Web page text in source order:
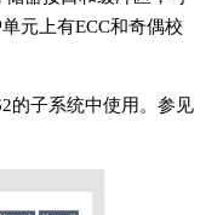
元上有ECC和奇偶校
的子系统中使用。参见